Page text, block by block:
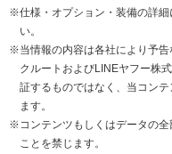
※仕様・オプション・装備の詳細
い。
※当情報の内容は各社により予告
クルートおよびLINEヤフー株
証するものではなく、当コン
ます。
※コンテンツもしくはデータの
ことを禁じます。